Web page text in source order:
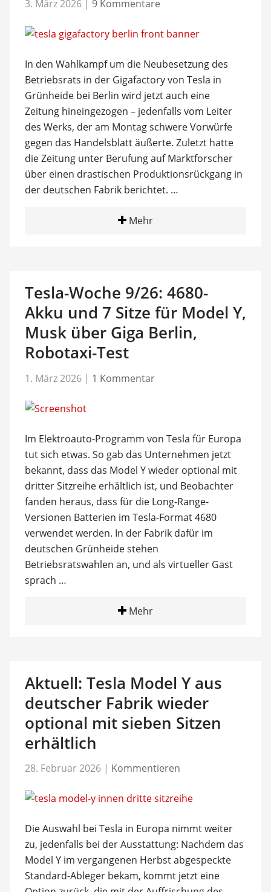
3. März 2026 | 9 Kommentare
In den Wahlkampf um die Neubesetzung des
Betriebsrats in der Gigafactory von Tesla in
Grünheide bei Berlin wird jetzt auch eine
Zeitung hineingezogen – jedenfalls vom Leiter
des Werks, der am Montag schwere Vorwürfe
gegen das Handelsblatt äußerte. Zuletzt hatte
die Zeitung unter Berufung auf Marktforscher
über einen drastischen Produktionsrückgang in
der deutschen Fabrik berichtet. …
Mehr
Tesla-Woche 9/26: 4680-
Akku und 7 Sitze für Model Y,
Musk über Giga Berlin,
Robotaxi-Test
1. März 2026 | 1 Kommentar
Im Elektroauto-Programm von Tesla für Europa
tut sich etwas. So gab das Unternehmen jetzt
bekannt, dass das Model Y wieder optional mit
dritter Sitzreihe erhältlich ist, und Beobachter
fanden heraus, dass für die Long-Range-
Versionen Batterien im Tesla-Format 4680
verwendet werden. In der Fabrik dafür im
deutschen Grünheide stehen
Betriebsratswahlen an, und als virtueller Gast
sprach …
Mehr
Aktuell: Tesla Model Y aus
deutscher Fabrik wieder
optional mit sieben Sitzen
erhältlich
28. Februar 2026 | Kommentieren
Die Auswahl bei Tesla in Europa nimmt weiter
zu, jedenfalls bei der Ausstattung: Nachdem das
Model Y im vergangenen Herbst abgespeckte
Standard-Ableger bekam, kommt jetzt eine